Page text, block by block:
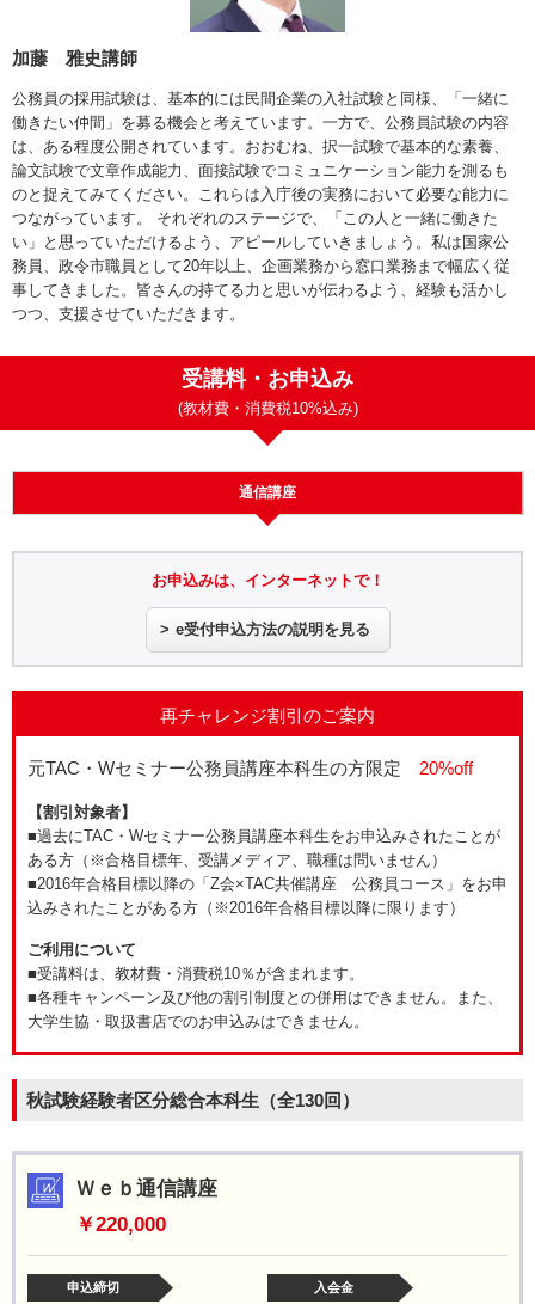
加藤 雅史講師
公務員の採用試験は、基本的には民間企業の入社試験と同様、「一緒に
働きたい仲間」を募る機会と考えています。一方で、公務員試験の内容
は、ある程度公開されています。おおむね、択一試験で基本的な素養、
論文試験で文章作成能力、面接試験でコミュニケーション能力を測るも
のと捉えてみてください。これらは入庁後の実務において必要な能力に
つながっています。 それぞれのステージで、「この人と一緒に働きた
い」と思っていただけるよう、アピールしていきましょう。私は国家公
務員、政令市職員として20年以上、企画業務から窓口業務まで幅広く従
事してきました。皆さんの持てる力と思いが伝わるよう、経験も活かし
つつ、支援させていただきます。
受講料・お申込み
(教材費・消費税10%込み)
通信講座
お申込みは、インターネットで！
e受付申込方法の説明を見る
再チャレンジ割引のご案内
元TAC・Wセミナー公務員講座本科生の方限定 20%off
【割引対象者】
■過去にTAC・Wセミナー公務員講座本科生をお申込みされたことが
ある方（※合格目標年、受講メディア、職種は問いません）
■2016年合格目標以降の「Z会×TAC共催講座 公務員コース」をお申
込みされたことがある方（※2016年合格目標以降に限ります）
ご利用について
■受講料は、教材費・消費税10％が含まれます。
■各種キャンペーン及び他の割引制度との併用はできません。また、
大学生協・取扱書店でのお申込みはできません。
秋試験経験者区分総合本科生（全130回）
Ｗｅｂ通信講座
￥220,000
申込締切 入会金